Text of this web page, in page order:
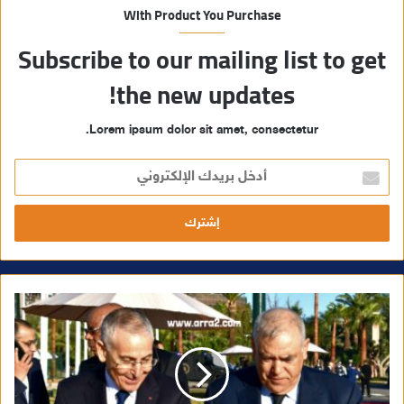
With Product You Purchase
Subscribe to our mailing list to get
the new updates!
Lorem ipsum dolor sit amet, consectetur.
خ
ل
ر
ا
ل
إ
ل
ك
ت
ر
و